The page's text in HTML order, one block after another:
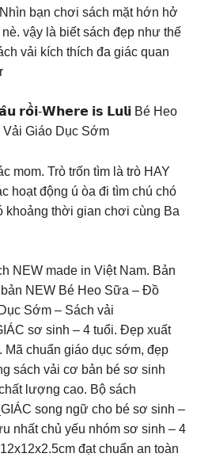
bạn chơi sách mặt hớn hở
vậy là biết sách đẹp như thế
vải kích thích đa giác quan
𝗿𝗼̂̀𝗶-𝗪𝗵𝗲𝗿𝗲 𝗶𝘀 𝗟𝘂𝗹𝗶 Bé Heo
Giáo Dục Sớm
mom. Trò trốn tìm là trò HAY
hoạt động ú òa đi tìm chú chó
khoảng thời gian chơi cùng Ba
NEW made in Việt Nam. Bản
NEW Bé Heo Sữa – Đồ
Sớm – Sách vải
sơ sinh – 4 tuổi. Đẹp xuất
Mã chuẩn giáo dục sớm, đẹp
sách vải cơ bản bé sơ sinh
lượng cao. Bộ sách
song ngữ cho bé sơ sinh –
nhất chủ yếu nhóm sơ sinh – 4
đạt chuẩn an toàn